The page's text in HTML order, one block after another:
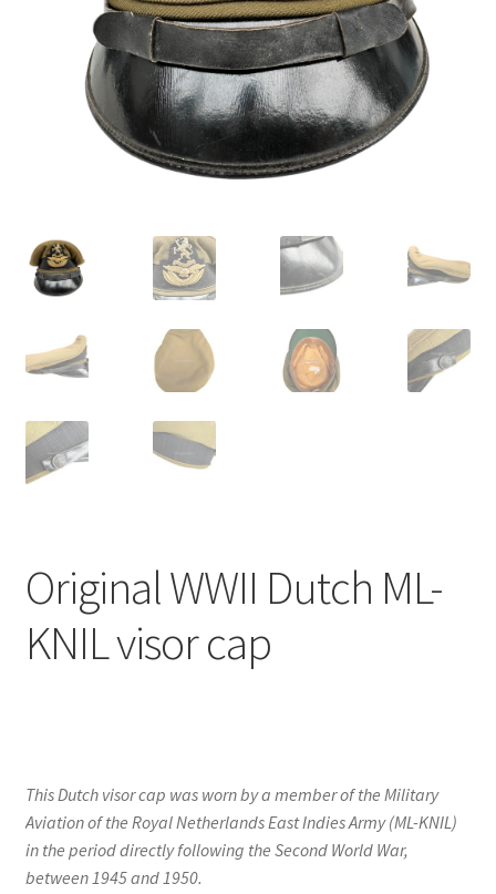
Original WWII Dutch ML-
KNIL visor cap
This Dutch visor cap was worn by a member of the Military
Aviation of the Royal Netherlands East Indies Army (ML-KNIL)
in the period directly following the Second World War,
between 1945 and 1950.